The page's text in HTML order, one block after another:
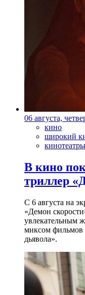
06 августа,
кино
широкий
кинотеатры
В кино
триллер
С 6 августа на
«Демон
увлекательным
миксом
дьявола».